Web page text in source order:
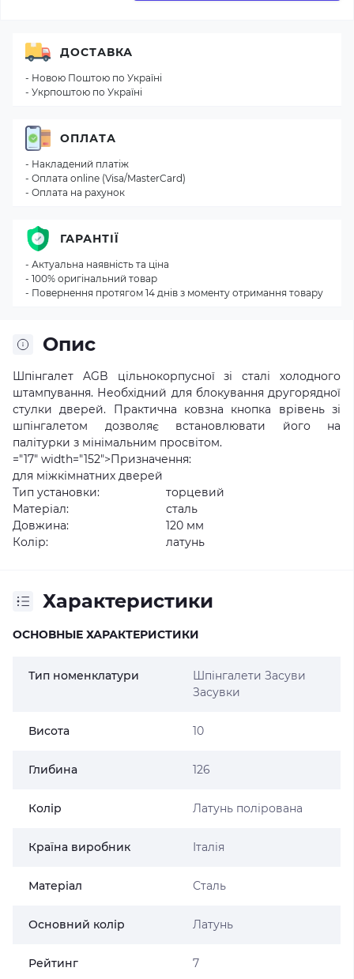
Опис
Шпінгалет AGB цільнокорпусної зі сталі холодного
штампування. Необхідний для блокування другорядної
стулки дверей. Практична ковзна кнопка врівень зі
шпінгалетом дозволяє встановлювати його на
палітурки з мінімальним просвітом.
="17" width="152">Призначення:
для міжкімнатних дверей
Тип установки:
торцевий
Матеріал:
сталь
Довжина:
120 мм
Колір:
латунь
Характеристики
ОСНОВНЫЕ ХАРАКТЕРИСТИКИ
Тип номенклатури
Шпінгалети Засуви
Засувки
Висота 10
Глибина 126
Колір Латунь полірована
Країна виробник Італія
Матеріал Сталь
Основний колір Латунь
Рейтинг 7
ДОСТАВКА
- Новою Поштою по Україні
- Укрпоштою по Україні
ОПЛАТА
- Накладений платіж
- Оплата online (Visa/MasterCard)
- Оплата на рахунок
ГАРАНТІЇ
- Актуальна наявність та ціна
- 100% оригінальний товар
- Повернення протягом 14 днів з моменту отримання товару